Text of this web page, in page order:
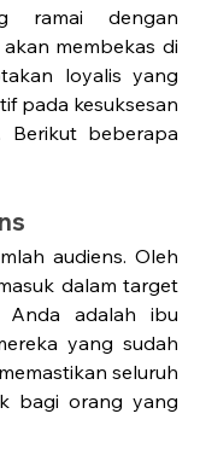
ramai dengan
membekas di
loyalis yang
pada kesuksesan
Berikut beberapa
audiens. Oleh
dalam target
Anda adalah ibu
yang sudah
seluruh
bagi orang yang